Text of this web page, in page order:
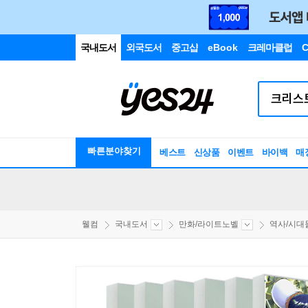
국내도서 외국도서 중고샵 eBook 크레마클럽
빠른분야찾기 베스트 신상품 이벤트 바이백 매
웰컴 국내도서 만화/라이트노벨 역사/시대